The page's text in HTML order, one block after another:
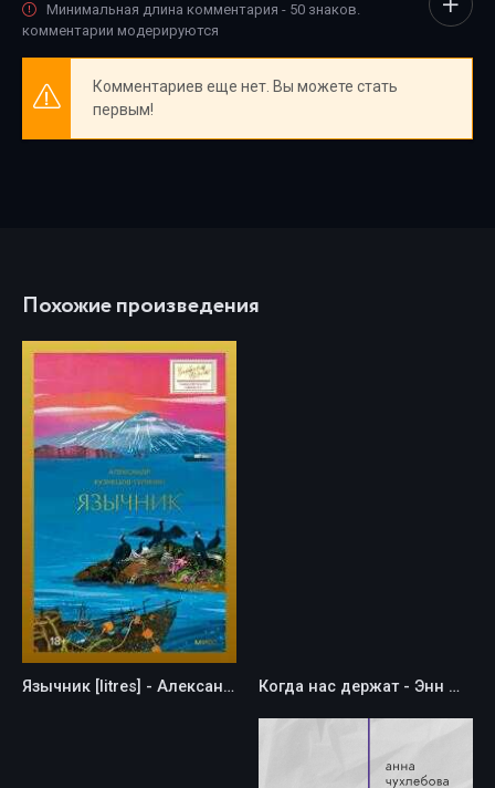
Минимальная длина комментария - 50 знаков.
комментарии модерируются
Комментариев еще нет. Вы можете стать
первым!
Похожие произведения
Язычник [litres] - Александр Владимирович Кузнецов-Тулянин Когда нас держат - Энн Майклз